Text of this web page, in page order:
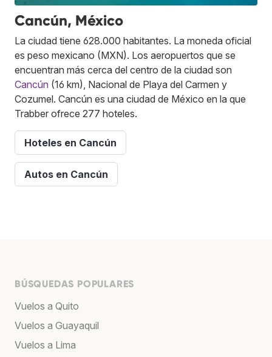
Cancún, México
La ciudad tiene 628.000 habitantes. La moneda oficial
es peso mexicano (MXN). Los aeropuertos que se
encuentran más cerca del centro de la ciudad son
Cancún (16 km), Nacional de Playa del Carmen y
Cozumel. Cancún es una ciudad de México en la que
Trabber ofrece 277 hoteles.
Hoteles en Cancún
Autos en Cancún
BÚSQUEDAS POPULARES
Vuelos a Quito
Vuelos a Guayaquil
Vuelos a Lima